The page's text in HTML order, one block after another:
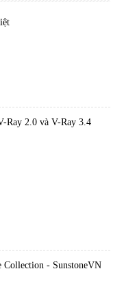
Ray 2.0 và V-Ray 3.4
- SunstoneVN